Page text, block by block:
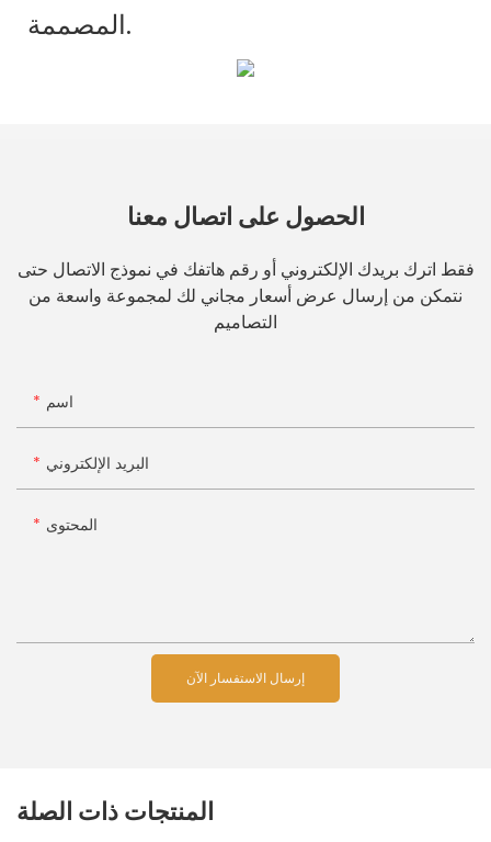
المصممة.
الحصول على اتصال معنا
فقط اترك بريدك الإلكتروني أو رقم هاتفك في نموذج الاتصال حتى
نتمكن من إرسال عرض أسعار مجاني لك لمجموعة واسعة من
التصاميم
اسم
البريد الإلكتروني
المحتوى
إرسال الاستفسار الآن
المنتجات ذات الصلة